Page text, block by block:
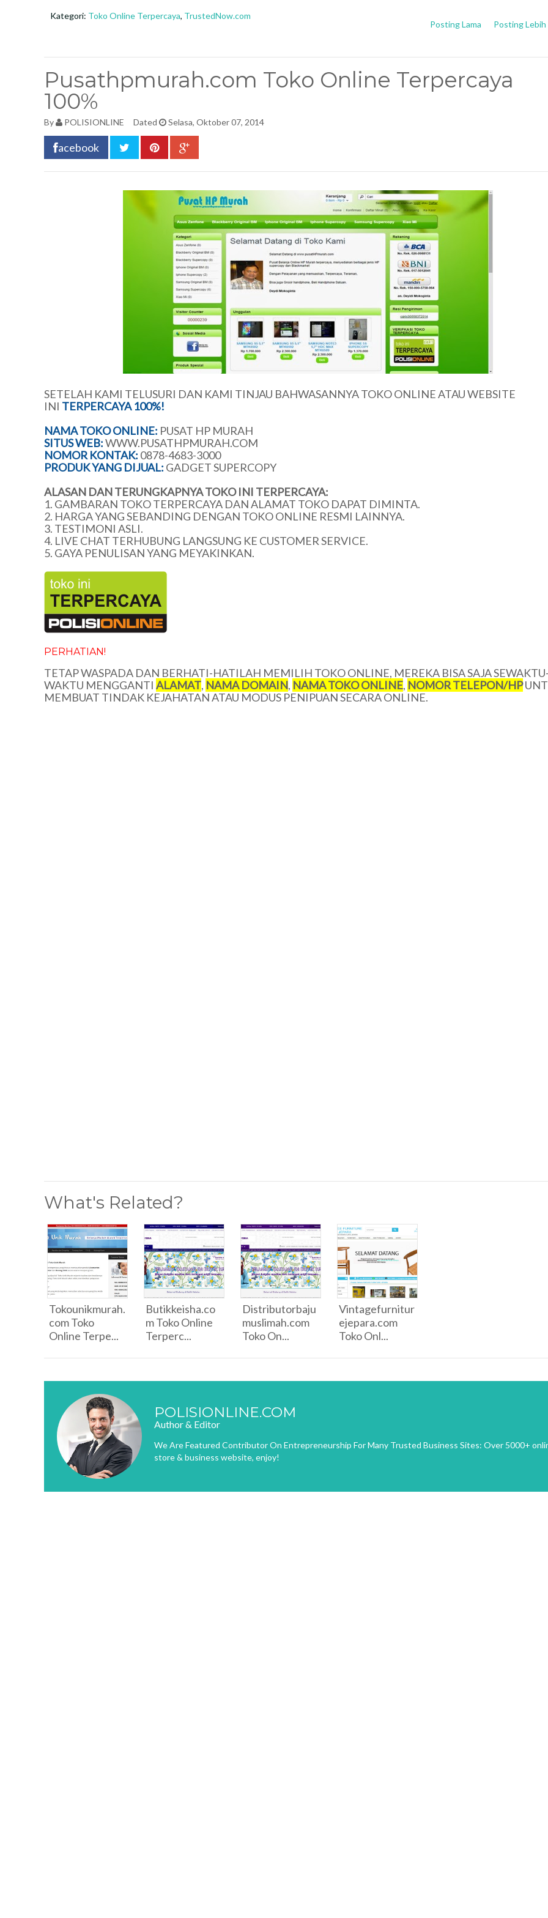
Kategori: Toko Online Terpercaya, TrustedNow.com
Posting Lebih
Posting Lama
Pusathpmurah.com Toko Online Terpercaya
100%
By POLISIONLINE Dated Selasa, Oktober 07, 2014
acebook
SETELAH KAMI TELUSURI DAN KAMI TINJAU BAHWASANNYA TOKO ONLINE ATAU WEBSITE
INI TERPERCAYA 100%!
NAMA TOKO ONLINE: PUSAT HP MURAH
SITUS WEB:WWW.PUSATHPMURAH.COM
NOMOR KONTAK: 0878-4683-3000
PRODUK YANG DIJUAL: GADGET SUPERCOPY
ALASAN DAN TERUNGKAPNYA TOKO INI TERPERCAYA:
1. GAMBARAN TOKO TERPERCAYA DAN ALAMAT TOKO DAPAT DIMINTA.
2. HARGA YANG SEBANDING DENGAN TOKO ONLINE RESMI LAINNYA.
3. TESTIMONI ASLI.
4. LIVE CHAT TERHUBUNG LANGSUNG KE CUSTOMER SERVICE.
5. GAYA PENULISAN YANG MEYAKINKAN.
PERHATIAN!
TETAP WASPADA DAN BERHATI-HATILAH MEMILIH TOKO ONLINE, MEREKA BISA SAJA
WAKTU MENGGANTI ALAMAT, NAMA DOMAIN, NAMA TOKO ONLINE, NOMOR TELEPON/HP
MEMBUAT TINDAK KEJAHATAN ATAU MODUS PENIPUAN SECARA ONLINE.
What's Related?
Tokounikmurah.
com Toko
Online Terpe...
Butikkeisha.co
m Toko Online
Terperc...
Distributorbaju
muslimah.com
Toko On...
Vintagefurnitur
ejepara.com
Toko Onl...
POLISIONLINE.COM
Author & Editor
We Are Featured Contributor On Entrepreneurship For Many Trusted Business Sites: Over 5000+
store & business website, enjoy!